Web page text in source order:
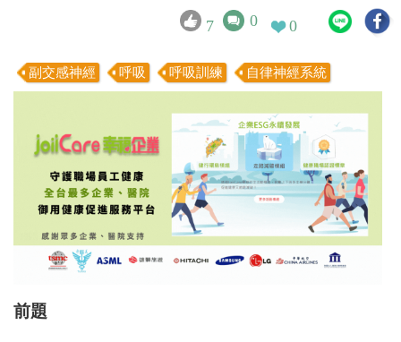
7 0 0
副交感神經 呼吸 呼吸訓練 自律神經系統
前題